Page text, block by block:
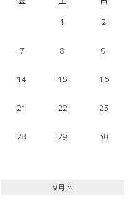
1
2
7 8 9
14 15 16
21 22 23
28 29 30
9月 »